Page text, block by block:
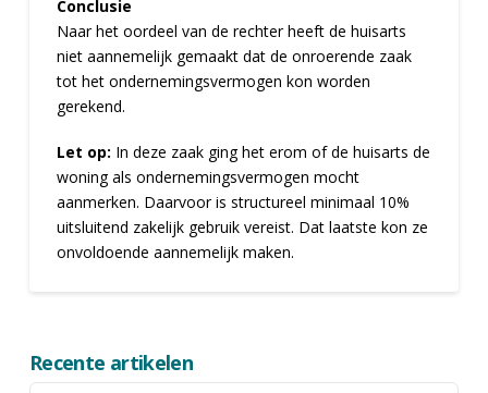
Conclusie
Naar het oordeel van de rechter heeft de huisarts
niet aannemelijk gemaakt dat de onroerende zaak
tot het ondernemingsvermogen kon worden
gerekend.
Let op: In deze zaak ging het erom of de huisarts de
woning als ondernemingsvermogen mocht
aanmerken. Daarvoor is structureel minimaal 10%
uitsluitend zakelijk gebruik vereist. Dat laatste kon ze
onvoldoende aannemelijk maken.
Recente artikelen